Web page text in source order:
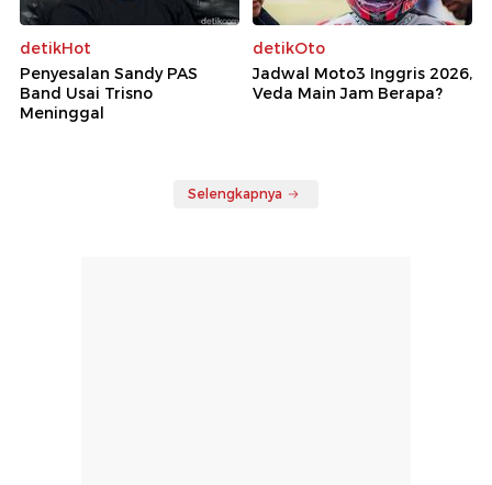
detikHot
Penyesalan Sandy PAS
Band Usai Trisno
Meninggal
detikOto
Jadwal Moto3 Inggris 2026,
Veda Main Jam Berapa?
Selengkapnya